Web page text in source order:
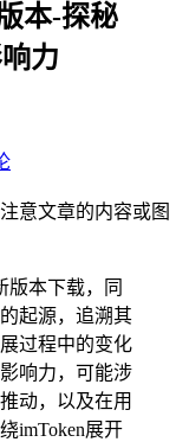
本-探秘
力
意文章的内容或图
版本下载，同
起源，追溯其
过程中的变化
响力，可能涉
动，以及在用
imToken展开